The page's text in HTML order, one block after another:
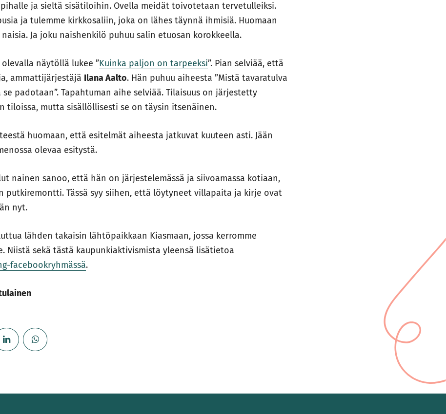
ja sieltä sisätiloihin. Ovella meidät toivotetaan tervetulleiksi.
ja tulemme kirkkosaliin, joka on lähes täynnä ihmisiä. Huomaan
Ja joku naishenkilö puhuu salin etuosan korokkeella.
näytöllä lukee ”Kuinka paljon on tarpeeksi”. Pian selviää, että
ammattijärjestäjä Ilana Aalto. Hän puhuu aiheesta ”Mistä tavaratulva
padotaan”. Tapahtuman aihe selviää. Tilaisuus on järjestetty
tiloissa, mutta sisällöllisesti se on täysin itsenäinen.
huomaan, että esitelmät aiheesta jatkuvat kuuteen asti. Jään
olevaa esitystä.
nainen sanoo, että hän on järjestelemässä ja siivoamassa kotiaan,
putkiremontti. Tässä syy siihen, että löytyneet villapaita ja kirje ovat
nyt.
lähden takaisin lähtöpaikkaan Kiasmaan, jossa kerromme
Niistä sekä tästä kaupunkiaktivismista yleensä lisätietoa
facebookryhmässä.